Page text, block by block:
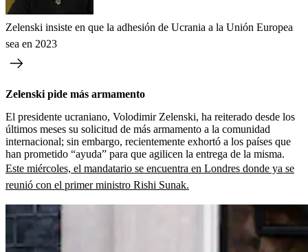
Zelenski insiste en que la adhesión de Ucrania a la Unión Europea
sea en 2023
Zelenski pide más armamento
El presidente ucraniano, Volodimir Zelenski, ha reiterado desde los
últimos meses su solicitud de más armamento a la comunidad
internacional; sin embargo, recientemente exhortó a los países que
han prometido “ayuda” para que agilicen la entrega de la misma.
Este miércoles, el mandatario se encuentra en Londres donde ya se
reunió con el primer ministro Rishi Sunak.